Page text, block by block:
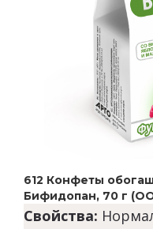
612 Конфеты
Бифидопан, 70 г
Свойства: